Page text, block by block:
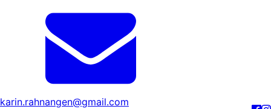
karin.rahnangen@gmail.com